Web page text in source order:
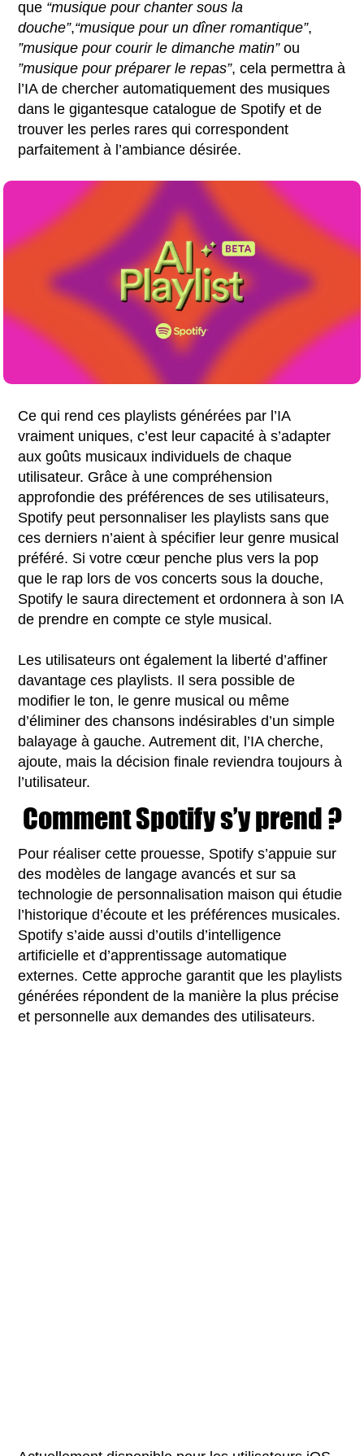
que “musique pour chanter sous la
douche”,“musique pour un dîner romantique”,
”musique pour courir le dimanche matin”ou
”musique pour préparer le repas”, cela permettra à
l’IA de chercher automatiquement des musiques
dans le gigantesque catalogue de Spotify et de
trouver les perles rares qui correspondent
parfaitement à l’ambiance désirée.
Ce qui rend ces playlists générées par l’IA
vraiment uniques, c’est leur capacité à s’adapter
aux goûts musicaux individuels de chaque
utilisateur. Grâce à une compréhension
approfondie des préférences de ses utilisateurs,
Spotify peut personnaliser les playlists sans que
ces derniers n’aient à spécifier leur genre musical
préféré. Si votre cœur penche plus vers la pop
que le rap lors de vos concerts sous la douche,
Spotify le saura directement et ordonnera à son IA
de prendre en compte ce style musical.
Les utilisateurs ont également la liberté d’affiner
davantage ces playlists. Il sera possible de
modifier le ton, le genre musical ou même
d’éliminer des chansons indésirables d’un simple
balayage à gauche. Autrement dit, l’IA cherche,
ajoute, mais la décision finale reviendra toujours à
l’utilisateur.
Comment Spotify s’y prend ?
Pour réaliser cette prouesse, Spotify s’appuie sur
des modèles de langage avancés et sur sa
technologie de personnalisation maison qui étudie
l’historique d’écoute et les préférences musicales.
Spotify s’aide aussi d’outils d’intelligence
artificielle et d’apprentissage automatique
externes. Cette approche garantit que les playlists
générées répondent de la manière la plus précise
et personnelle aux demandes des utilisateurs.